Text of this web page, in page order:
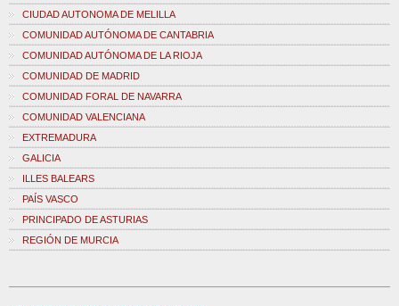
CIUDAD AUTONOMA DE MELILLA
COMUNIDAD AUTÓNOMA DE CANTABRIA
COMUNIDAD AUTÓNOMA DE LA RIOJA
COMUNIDAD DE MADRID
COMUNIDAD FORAL DE NAVARRA
COMUNIDAD VALENCIANA
EXTREMADURA
GALICIA
ILLES BALEARS
PAÍS VASCO
PRINCIPADO DE ASTURIAS
REGIÓN DE MURCIA